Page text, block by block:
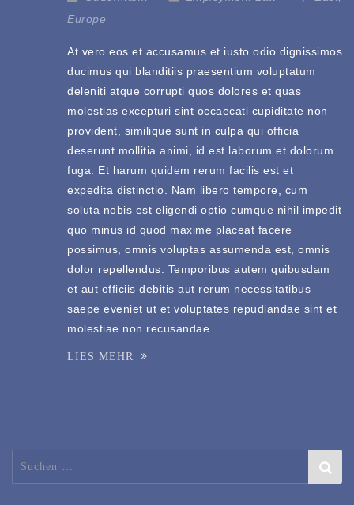
Europe
At vero eos et accusamus et iusto odio dignissimos
ducimus qui blanditiis praesentium voluptatum
deleniti atque corrupti quos dolores et quas
molestias excepturi sint occaecati cupiditate non
provident, similique sunt in culpa qui officia
deserunt mollitia animi, id est laborum et dolorum
fuga. Et harum quidem rerum facilis est et
expedita distinctio. Nam libero tempore, cum
soluta nobis est eligendi optio cumque nihil impedit
quo minus id quod maxime placeat facere
possimus, omnis voluptas assumenda est, omnis
dolor repellendus. Temporibus autem quibusdam
et aut officiis debitis aut rerum necessitatibus
saepe eveniet ut et voluptates repudiandae sint et
molestiae non recusandae.
LIES MEHR